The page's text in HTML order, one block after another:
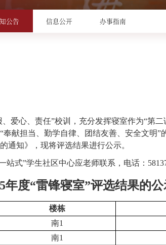
公告 信息公开 办事指南
爱心、责任”校训，充分发挥寝室作为“第
献担当、勤学自律、团结友善、安全文明”
通知》，现将评选结果进行公示。
站式”学生社区中心应老师联系，电话：
年度“雷锋寝室”评选结果的公
楼栋
南1
南1